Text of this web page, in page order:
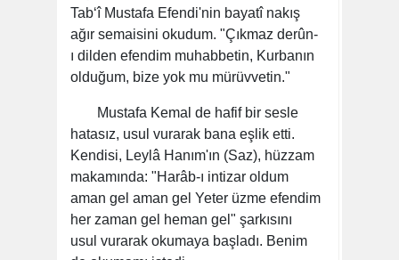
Tab‘î Mustafa Efendi'nin bayatî nakış
ağır semaisini okudum. "Çıkmaz derûn-
ı dilden efendim muhabbetin, Kurbanın
olduğum, bize yok mu mürüvvetin."
Mustafa Kemal de hafif bir sesle
hatasız, usul vurarak bana eşlik etti.
Kendisi, Leylâ Hanım'ın (Saz), hüzzam
makamında: "Harâb-ı intizar oldum
aman gel aman gel Yeter üzme efendim
her zaman gel heman gel" şarkısını
usul vurarak okumaya başladı. Benim